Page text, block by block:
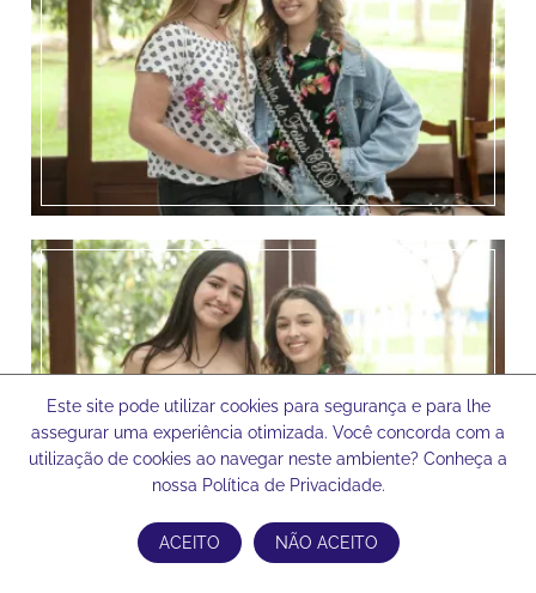
Este site pode utilizar cookies para segurança e para lhe
assegurar uma experiência otimizada. Você concorda com a
utilização de cookies ao navegar neste ambiente? Conheça a
nossa Política de Privacidade.
ACEITO NÃO ACEITO